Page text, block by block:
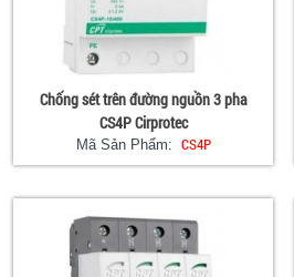
Chống sét trên đường nguồn 3 pha
CS4P Cirprotec
Mã Sản Phẩm: CS4P